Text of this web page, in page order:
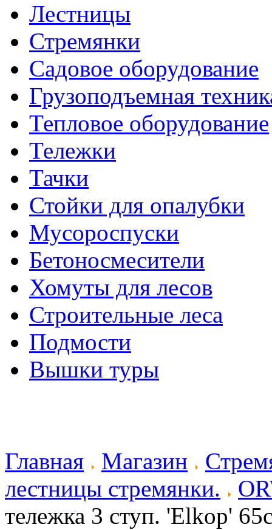
Лестницы
Стремянки
Садовое оборудование
Грузоподъемная
Тепловое оборудование
Тележки
Тачки
Стойки для опалубки
Мусороспуски
Бетоносмесители
Хомуты для лесов
Строительные леса
Подмости
Вышки туры
Главная Магазин
лестницы стремянки.
тележка 3 ступ. 'Elkop'